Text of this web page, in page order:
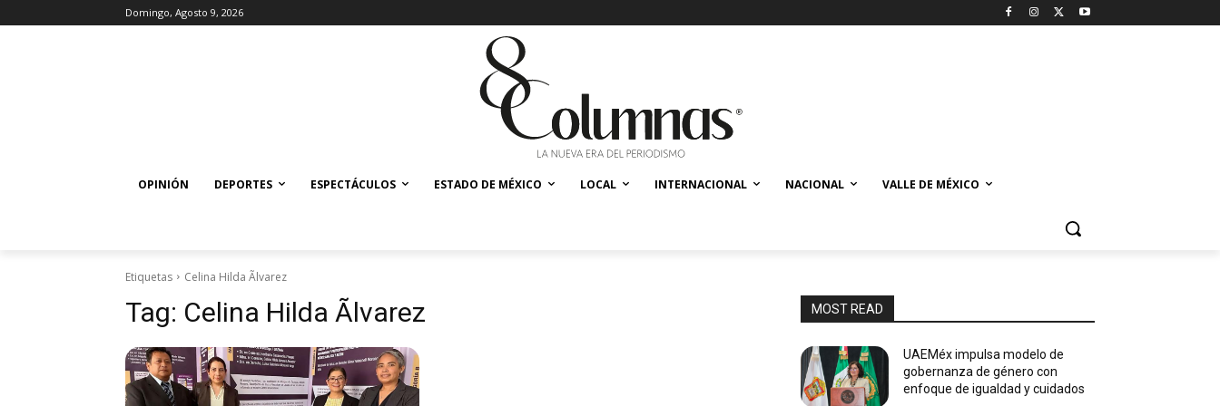
Domingo, Agosto 9, 2026
OPINIÓN DEPORTES ESPECTÁCULOS ESTADO DE MÉXICO LOCAL INTERNACIONAL NACIONAL VALLE DE MÉXICO
Etiquetas Celina Hilda Ãlvarez
Tag: Celina Hilda Ãlvarez MOST READ
UAEMéx impulsa modelo de
gobernanza de género con
enfoque de igualdad y cuidados